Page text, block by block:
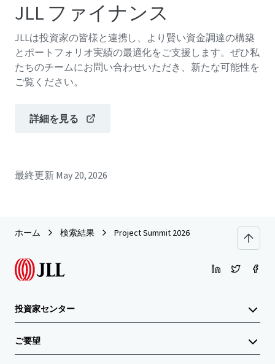
JLL ファイナンス
JLLは投資家の皆様と連携し、より賢い資金調達の構築
とポートフォリオ実績の最適化をご支援します。ぜひ私
たちのチームにお問い合わせいただき、新たな可能性を
ご覧ください。
詳細を見る
最終更新 May 20, 2026
ホーム 検索結果 Project Summit 2026
投資家センター
ご要望